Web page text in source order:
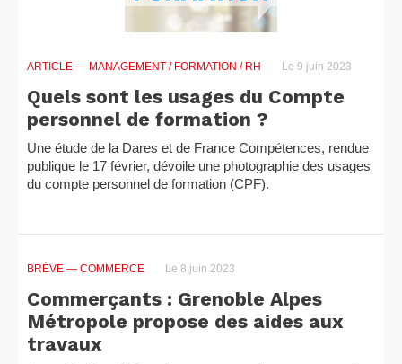
ARTICLE — MANAGEMENT / FORMATION / RH Le 9 juin 2023
Quels sont les usages du Compte
personnel de formation ?
Une étude de la Dares et de France Compétences, rendue
publique le 17 février, dévoile une photographie des usages
du compte personnel de formation (CPF).
BRÈVE — COMMERCE Le 8 juin 2023
Commerçants : Grenoble Alpes
Métropole propose des aides aux
travaux